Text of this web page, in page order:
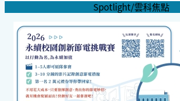
Spotlight/雲科焦點